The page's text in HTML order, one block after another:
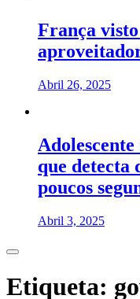
França
Abril 26, 2025
que detecta
poucos
Abril 3, 2025
Etiqueta: